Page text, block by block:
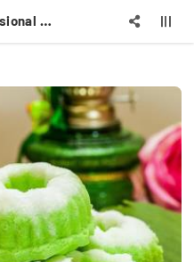
Resep Kue Tradisional Putu Ayu